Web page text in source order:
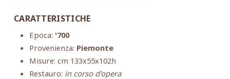
CARATTERISTICHE
Epoca: '700
Provenienza: Piemonte
Misure: cm 133x55x102h
Restauro: in corso d'opera